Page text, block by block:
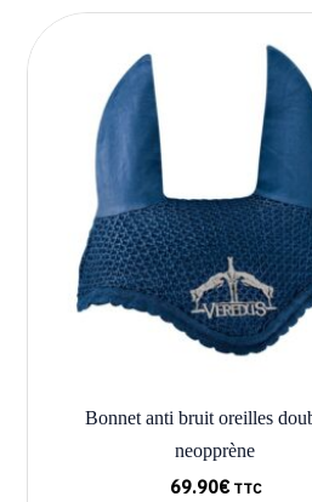
Bonnet anti bruit oreilles
neopprène
69.90€ TTC